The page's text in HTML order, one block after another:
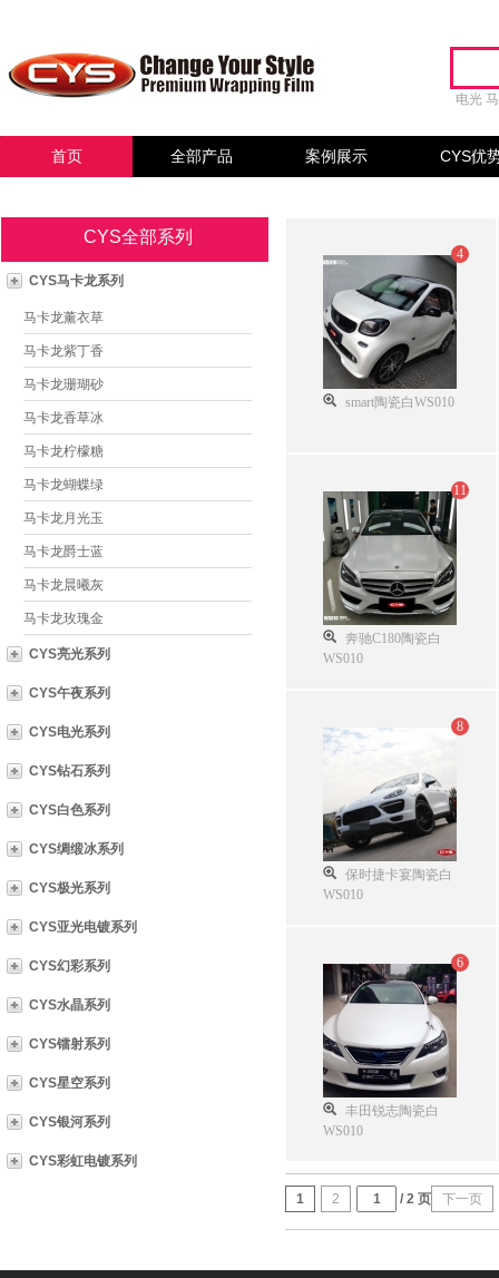
电光
首页 全部产品 案例展示 CYS优
CYS全部系列
CYS马卡龙系列
马卡龙薰衣草
马卡龙紫丁香
马卡龙珊瑚砂
马卡龙香草冰
马卡龙柠檬糖
马卡龙蝴蝶绿
马卡龙月光玉
马卡龙爵士蓝
马卡龙晨曦灰
马卡龙玫瑰金
CYS亮光系列
CYS午夜系列
CYS电光系列
CYS钻石系列
CYS白色系列
CYS绸缎冰系列
CYS极光系列
CYS亚光电镀系列
CYS幻彩系列
CYS水晶系列
CYS镭射系列
CYS星空系列
CYS银河系列
CYS彩虹电镀系列
smart陶瓷白WS010
4
奔驰C180陶瓷白
WS010
11
保时捷卡宴陶瓷白
WS010
8
丰田锐志陶瓷白
WS010
6
1 2 / 2 页 下一页